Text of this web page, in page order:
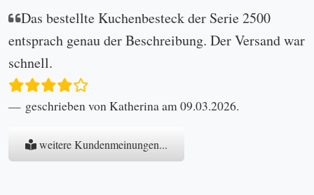
Das bestellte Kuchenbesteck der Serie 2500
entsprach genau der Beschreibung. Der Versand war
schnell.
geschrieben von Katherina am 09.03.2026.
weitere Kundenmeinungen...